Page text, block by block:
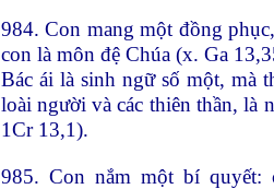
984. Con mang một đồng
con là môn đệ Chúa (x. Ga
Bác ái là sinh ngữ số một, mà
loài người và các thiên thần, là
1Cr 13,1).
985. Con nắm một bí quyết: